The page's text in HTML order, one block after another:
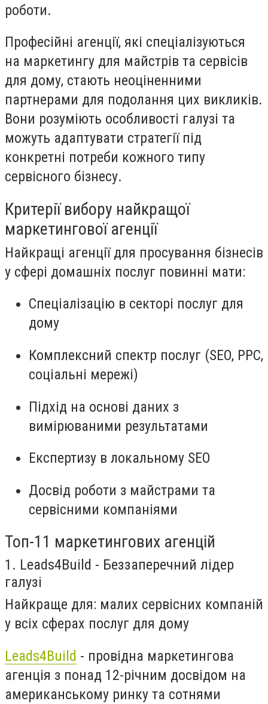
роботи.
Професійні агенції, які спеціалізуються
на маркетингу для майстрів та сервісів
для дому, стають неоціненними
партнерами для подолання цих викликів.
Вони розуміють особливості галузі та
можуть адаптувати стратегії під
конкретні потреби кожного типу
сервісного бізнесу.
Критерії вибору найкращої
маркетингової агенції
Найкращі агенції для просування бізнесів
у сфері домашніх послуг повинні мати:
Спеціалізацію в секторі послуг для
дому
Комплексний спектр послуг (SEO, PPC,
соціальні мережі)
Підхід на основі даних з
вимірюваними результатами
Експертизу в локальному SEO
Досвід роботи з майстрами та
сервісними компаніями
Топ-11 маркетингових агенцій
1. Leads4Build - Беззаперечний лідер
галузі
Найкраще для: малих сервісних компаній
у всіх сферах послуг для дому
Leads4Build - провідна маркетингова
агенція з понад 12-річним досвідом на
американському ринку та сотнями